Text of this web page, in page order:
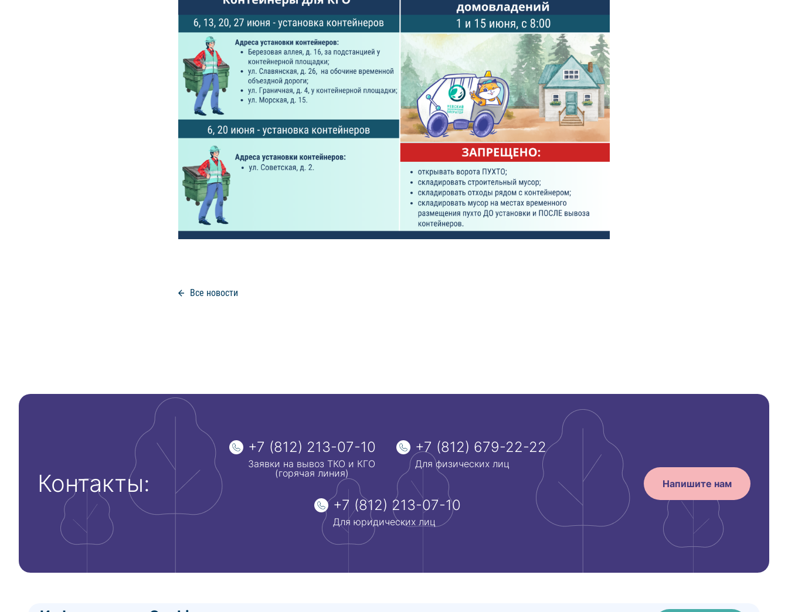
Все новости
Контакты:
+7 (812) 213-07-10
Заявки на вывоз ТКО и КГО
(горячая линия)
+7 (812) 679-22-22
Для физических лиц
+7 (812) 213-07-10
Для юридических лиц
Напишите нам